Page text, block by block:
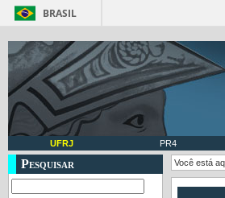
BRASIL
UFRJ PR4
Pesquisar Você está